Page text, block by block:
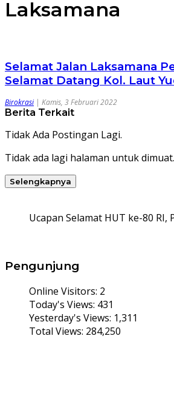
Laksamana
Selamat Jalan Laksamana
Selamat Datang Kol. Laut
Birokrasi | Kamis, 3 Februari 2022
Berita Terkait
Tidak Ada Postingan Lagi.
Tidak ada lagi halaman untuk dimuat.
Selengkapnya
Ucapan Selamat HUT ke-80 RI,
Pengunjung
Online Visitors: 2
Today's Views: 431
Yesterday's Views: 1,311
Total Views: 284,250